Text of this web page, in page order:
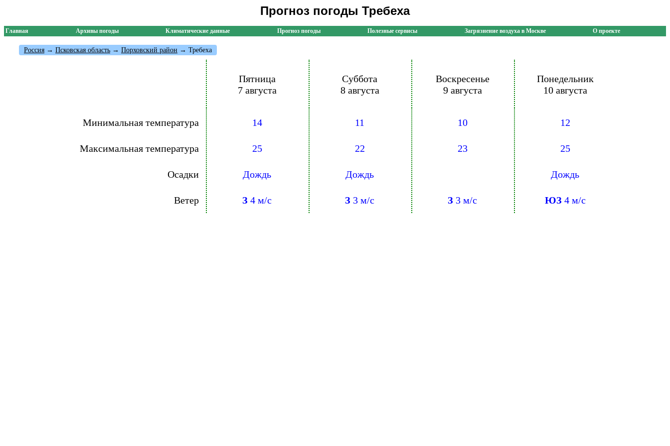
Прогноз погоды Требеха
Главная Архивы погоды Климатические данные Прогноз погоды Полезные сервисы Загрязнение воздуха в Москве О проекте
Россия → Псковская область → Порховский район → Требеха
Пятница
7 августа
Суббота
8 августа
Воскресенье
9 августа
Понедельник
10 августа
Минимальная температура 14 11 10 12
Максимальная температура 25 22 23 25
Осадки Дождь Дождь Дождь
Ветер З 4 м/с З 3 м/с З 3 м/с ЮЗ 4 м/с